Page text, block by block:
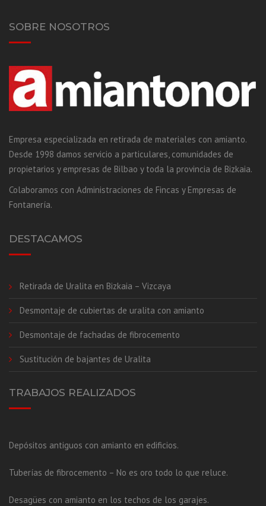
SOBRE NOSOTROS
Empresa especializada en retirada de materiales con amianto.
Desde 1998 damos servicio a particulares, comunidades de
propietarios y empresas de Bilbao y toda la provincia de Bizkaia.
Colaboramos con Administraciones de Fincas y Empresas de
Fontanería.
DESTACAMOS
Retirada de Uralita en Bizkaia – Vizcaya
Desmontaje de cubiertas de uralita con amianto
Desmontaje de fachadas de fibrocemento
Sustitución de bajantes de Uralita
TRABAJOS REALIZADOS
Depósitos antiguos con amianto en edificios.
Tuberías de fibrocemento – No es oro todo lo que reluce.
Desagües con amianto en los techos de los garajes.